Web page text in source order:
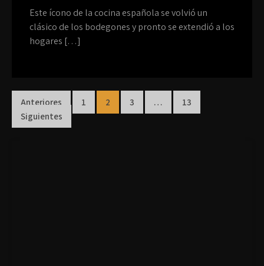
Este ícono de la cocina española se volvió un
clásico de los bodegones y pronto se extendió a los
hogares […]
Anteriores 1 2 3 …
13
Siguientes